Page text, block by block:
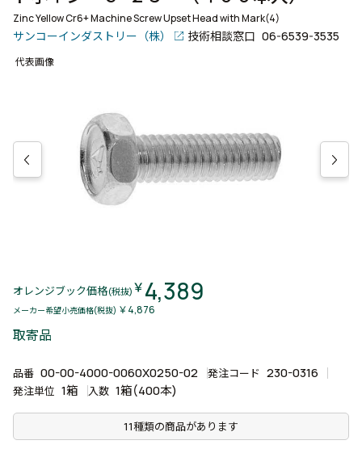
Zinc Yellow Cr6+ Machine Screw Upset Head with Mark(4)
サンコーインダストリー（株） 技術相談窓口 06-6539-3535
代表画像
オレンジブック価格(税抜) ￥4,389
メーカー希望小売価格(税抜) ￥4,876
取寄品
品番 00-00-4000-0060X0250-02 発注コード 230-0316
発注単位 1箱 入数 1箱(400本)
11種類の商品があります